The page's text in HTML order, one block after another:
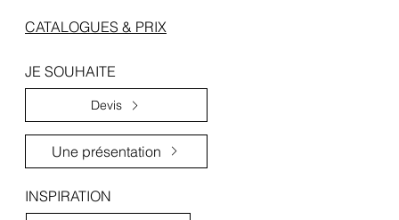
CATALOGUES & PRIX
JE SOUHAITE
Devis
Une présentation
INSPIRATION